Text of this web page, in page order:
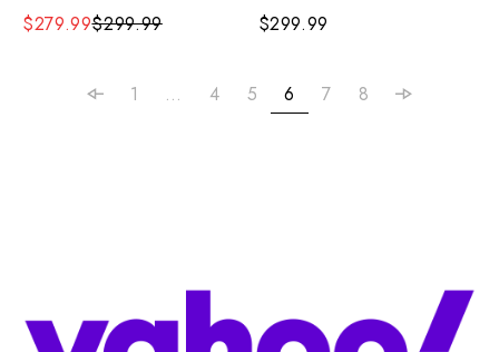
Glúine Trí-Scáileáin
$279.99$299.99
Ríomhaire Glúine Trí-
Scáileáin
$299.99
1 … 4 5 6 7 8